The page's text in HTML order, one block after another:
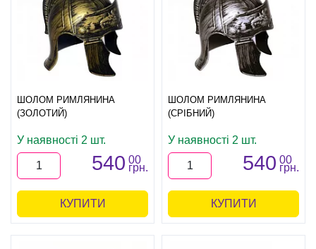
ШОЛОМ РИМЛЯНИНА
(ЗОЛОТИЙ)
У наявності 2 шт.
540 00
грн.
КУПИТИ
ШОЛОМ РИМЛЯНИНА
(СРІБНИЙ)
У наявності 2 шт.
540 00
грн.
КУПИТИ